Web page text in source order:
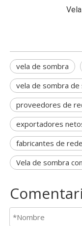
vela de sombra
vela de sombra de
proveedores de
exportadores
fabricantes de
Vela de sombra